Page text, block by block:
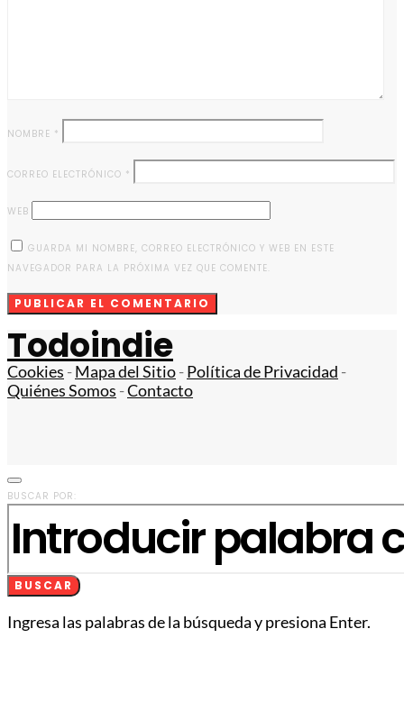
NOMBRE *
CORREO ELECTRÓNICO *
WEB
GUARDA MI NOMBRE, CORREO ELECTRÓNICO Y WEB EN ESTE
NAVEGADOR PARA LA PRÓXIMA VEZ QUE COMENTE.
Todoindie
Cookies -Mapa del Sitio-Política de Privacidad -
Quiénes Somos -Contacto
BUSCAR POR:
BUSCAR
Ingresa las palabras de la búsqueda y presiona Enter.